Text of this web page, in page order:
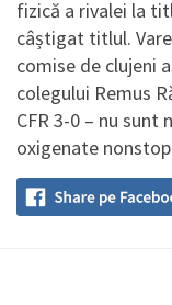
fizică a rivalei la
câștigat titlul.
comise de clujeni
colegului Remus
CFR 3-0 – nu
oxigenate